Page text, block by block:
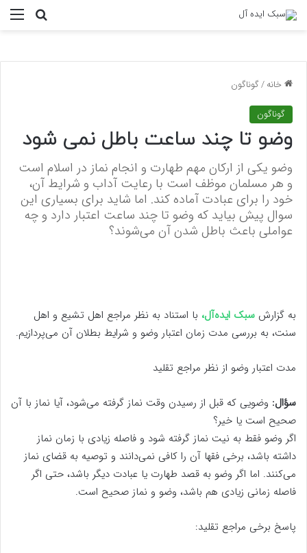
خانه/گوناگون
گوناگون
وضو تا چند ساعت باطل نمی شود
وضو یکی از ارکان مهم طهارت و انجام نماز در اسلام است
و هر مسلمان موظف است با رعایت آداب و شرایط آن،
خود را برای عبادت آماده کند. اما شاید برای بسیاری این
سوال پیش بیاید که وضو تا چند ساعت اعتبار دارد و چه
عواملی باعث باطل شدن آن می‌شوند؟
به گزارش سبک ایده‌آل، با استناد به نظر مراجع اهل تشیع و اهل
سنت، به بررسی مدت زمان اعتبار وضو و شرایط بطلان آن می‌پردازیم.
مدت اعتبار وضو از نظر مراجع تقلید
سؤال: وضویی که قبل از رسیدن وقت نماز گرفته می‌شود، آیا نماز با آن
صحیح است یا خیر؟
اگر وضو فقط به نیت نماز گرفته شود و فاصله زیادی با زمان نماز
داشته باشد، برخی فقها آن را کافی نمی‌دانند و توصیه به قضای نماز
می‌کنند. اما اگر وضو به قصد طهارت یا عبادت دیگر باشد، حتی اگر
فاصله زمانی زیادی هم باشد، وضو و نماز صحیح است.
پاسخ برخی مراجع تقلید: